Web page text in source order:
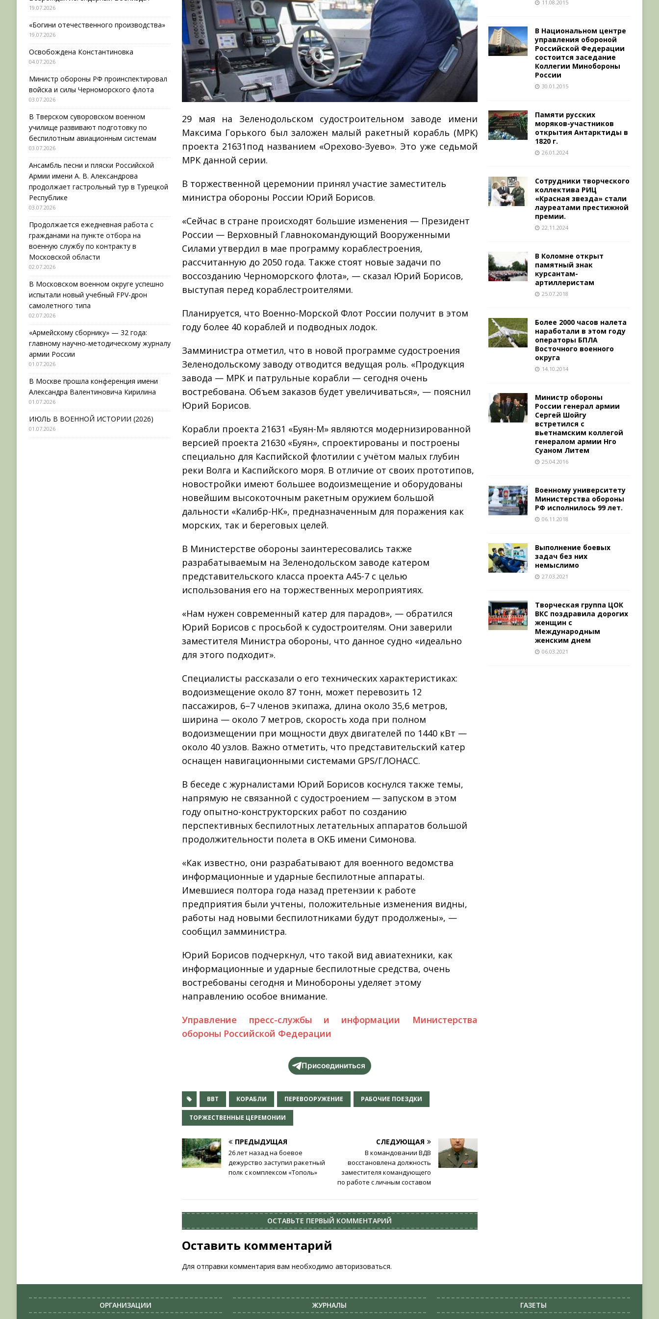
29 мая на Зеленодольском судостроительном заводе имени
Максима Горького был заложен малый ракетный корабль (МРК)
проекта 21631под названием «Орехово-Зуево». Это уже седьмой
МРК данной серии.
В торжественной церемонии принял участие заместитель
министра обороны России Юрий Борисов.
«Сейчас в стране происходят большие изменения — Президент
России — Верховный Главнокомандующий Вооруженными
Силами утвердил в мае программу кораблестроения,
рассчитанную до 2050 года. Также стоят новые задачи по
воссозданию Черноморского флота», — сказал Юрий Борисов,
выступая перед кораблестроителями.
Планируется, что Военно-Морской Флот России получит в этом
году более 40 кораблей и подводных лодок.
Замминистра отметил, что в новой программе судостроения
Зеленодольскому заводу отводится ведущая роль. «Продукция
завода — МРК и патрульные корабли — сегодня очень
востребована. Объем заказов будет увеличиваться», — пояснил
Юрий Борисов.
Корабли проекта 21631 «Буян-М» являются модернизированной
версией проекта 21630 «Буян», спроектированы и построены
специально для Каспийской флотилии с учётом малых глубин
реки Волга и Каспийского моря. В отличие от своих прототипов,
новостройки имеют большее водоизмещение и оборудованы
новейшим высокоточным ракетным оружием большой
дальности «Калибр-НК», предназначенным для поражения как
морских, так и береговых целей.
В Министерстве обороны заинтересовались также
разрабатываемым на Зеленодольском заводе катером
представительского класса проекта А45-7 с целью
использования его на торжественных мероприятиях.
«Нам нужен современный катер для парадов», — обратился
Юрий Борисов с просьбой к судостроителям. Они заверили
заместителя Министра обороны, что данное судно «идеально
для этого подходит».
Специалисты рассказали о его технических характеристиках:
водоизмещение около 87 тонн, может перевозить 12
пассажиров, 6–7 членов экипажа, длина около 35,6 метров,
ширина — около 7 метров, скорость хода при полном
водоизмещении при мощности двух двигателей по 1440 кВт —
около 40 узлов. Важно отметить, что представительский катер
оснащен навигационными системами GPS/ГЛОНАСС.
В беседе с журналистами Юрий Борисов коснулся также темы,
напрямую не связанной с судостроением — запуском в этом
году опытно-конструкторских работ по созданию
перспективных беспилотных летательных аппаратов большой
продолжительности полета в ОКБ имени Симонова.
«Как известно, они разрабатывают для военного ведомства
информационные и ударные беспилотные аппараты.
Имевшиеся полтора года назад претензии к работе
предприятия были учтены, положительные изменения видны,
работы над новыми беспилотниками будут продолжены», —
сообщил замминистра.
Юрий Борисов подчеркнул, что такой вид авиатехники, как
информационные и ударные беспилотные средства, очень
востребованы сегодня и Минобороны уделяет этому
направлению особое внимание.
Управление пресс-службы и информации Министерства
обороны Российской Федерации
Присоединиться
ВВТ КОРАБЛИ ПЕРЕВООРУЖЕНИЕ РАБОЧИЕ ПОЕЗДКИ
ТОРЖЕСТВЕННЫЕ ЦЕРЕМОНИИ
ПРЕДЫДУЩАЯ
26 лет назад на боевое
дежурство заступил ракетный
полк с комплексом «Тополь»
СЛЕДУЮЩАЯ
В командовании ВДВ
восстановлена должность
заместителя командующего
по работе с личным составом
ОСТАВЬТЕ ПЕРВЫЙ КОММЕНТАРИЙ
Оставить комментарий
Для отправки комментария вам необходимоавторизоваться.
19.07.2026
«Богини отечественного производства»
19.07.2026
Освобождена Константиновка
04.07.2026
Министр обороны РФ проинспектировал
войска и силы Черноморского флота
03.07.2026
В Тверском суворовском военном
училище развивают подготовку по
беспилотным авиационным системам
03.07.2026
Ансамбль песни и пляски Российской
Армии имени А. В. Александрова
продолжает гастрольный тур в Турецкой
Республике
03.07.2026
Продолжается ежедневная работа с
гражданами на пункте отбора на
военную службу по контракту в
Московской области
02.07.2026
В Московском военном округе успешно
испытали новый учебный FPV-дрон
самолетного типа
02.07.2026
«Армейскому сборнику» — 32 года:
главному научно-методическому журналу
армии России
01.07.2026
В Москве прошла конференция имени
Александра Валентиновича Кирилина
01.07.2026
ИЮЛЬ В ВОЕННОЙ ИСТОРИИ (2026)
01.07.2026
11.08.2015
В Национальном центре
управления обороной
Российской Федерации
состоится заседание
Коллегии Минобороны
России
30.01.2015
Памяти русских
моряков-участников
открытия Антарктиды в
1820 г.
26.01.2024
Сотрудники творческого
коллектива РИЦ
«Красная звезда» стали
лауреатами престижной
премии.
22.11.2024
В Коломне открыт
памятный знак
курсантам-
артиллеристам
25.07.2018
Более 2000 часов налета
наработали в этом году
операторы БПЛА
Восточного военного
округа
14.10.2014
Министр обороны
России генерал армии
Сергей Шойгу
встретился с
вьетнамским коллегой
генералом армии Нго
Суаном Литем
25.04.2016
Военному университету
Министерства обороны
РФ исполнилось 99 лет.
06.11.2018
Выполнение боевых
задач без них
немыслимо
27.03.2021
Творческая группа ЦОК
ВКС поздравила дорогих
женщин с
Международным
женским днем
06.03.2021
ОРГАНИЗАЦИИ ЖУРНАЛЫ ГАЗЕТЫ